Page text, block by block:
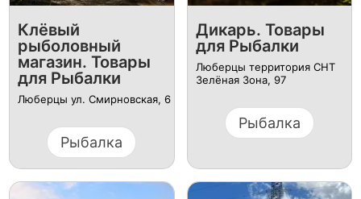
Клёвый
рыболовный
магазин. Товары
для Рыбалки
Люберцы ул. Смирновская, 6
Рыбалка
Дикарь. Товары
для Рыбалки
Люберцы территория СНТ
Зелёная Зона, 97
Рыбалка